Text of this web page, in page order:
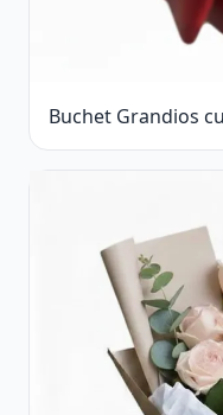
Buchet Grandios
Roșii